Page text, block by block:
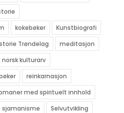
kokebøker
Kunstbiografi
Trøndelag
meditasjon
norsk kulturarv
reinkarnasjon
med spirituelt innhold
sjamanisme
Selvutvikling